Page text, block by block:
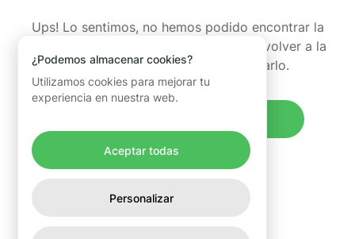
Ups! Lo sentimos, no hemos podido encontrar la
página que estabas buscando. Puedes volver a la
página de inicio y volver a intentarlo.
¿Podemos almacenar cookies?
Utilizamos cookies para mejorar tu
experiencia en nuestra web.
Aceptar todas
Personalizar